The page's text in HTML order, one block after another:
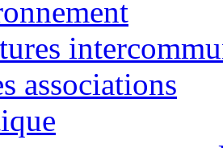
associations